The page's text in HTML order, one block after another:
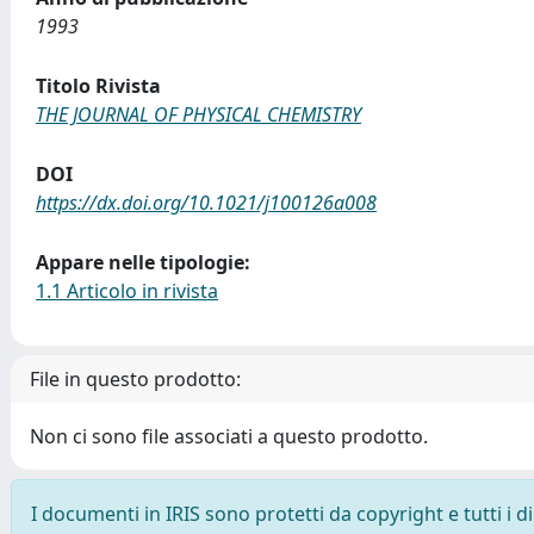
1993
Titolo Rivista
THE JOURNAL OF PHYSICAL CHEMISTRY
DOI
https://dx.doi.org/10.1021/j100126a008
Appare nelle tipologie:
1.1 Articolo in rivista
File in questo prodotto:
Non ci sono file associati a questo prodotto.
I documenti in IRIS sono protetti da copyright e tutti i